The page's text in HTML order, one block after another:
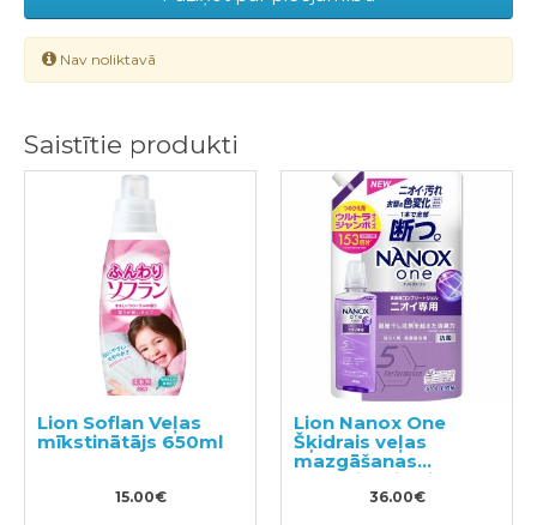
Nav noliktavā
Saistītie produkti
Lion Soflan Veļas
mīkstinātājs 650ml
15.00€
Lion Nanox One
Šķidrais veļas
mazgāšanas
līdzeklis, pildviela
36.00€